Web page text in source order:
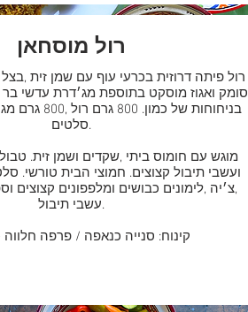
רול מוסחאן
רול פיתה דרוזית בכרעי עוף עם שמן זית
סומק ואגוז מוסקט בתוספת מג׳דרת עדשי בר
סלטים.
מוגש עם חומוס ביתי ,שקדים ושמן זית.
ועשבי תיבול קצוצים. חמוצי הבית טורשי.
,צ׳יה ,לימונים כבושים ומלפפונים קצוצים
עשבי תיבול.
קינוח: סנייה כנאפה / פרפה